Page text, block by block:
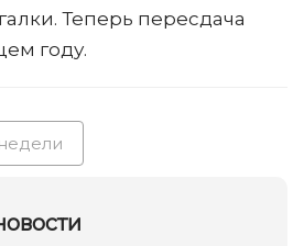
Теперь пересдача
году.